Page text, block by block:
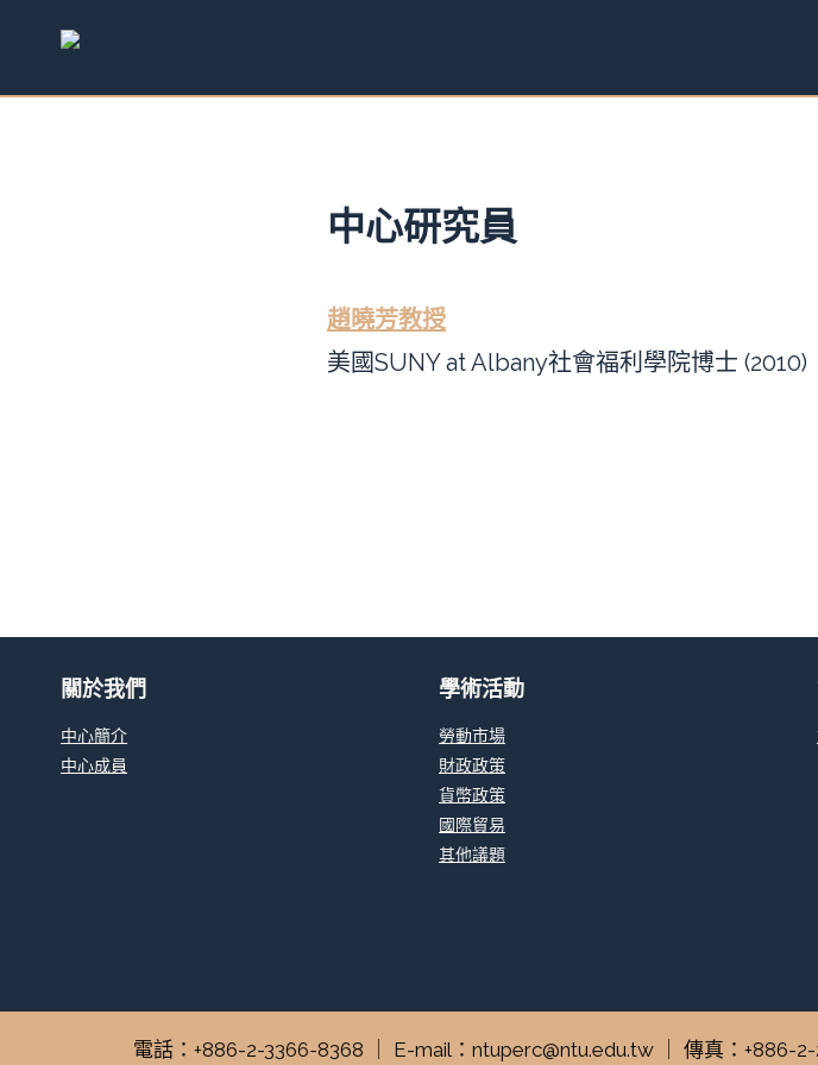
中心研究員
趙曉芳教授
美國SUNY at Albany社會福利學院博士 (2010)
關於我們
中心簡介
中心成員
學術活動
勞動市場
財政政策
貨幣政策
國際貿易
其他議題
電話：+886-2-3366-8368 ｜ E-mail：ntuperc@ntu.edu.tw ｜ 傳真：+886-